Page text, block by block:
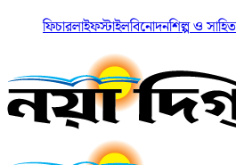
ফিচারলাইফস্টাইলবিনোদনশিল্প ও